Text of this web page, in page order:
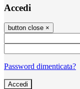
Accedi
button close ×
Password dimenticata?